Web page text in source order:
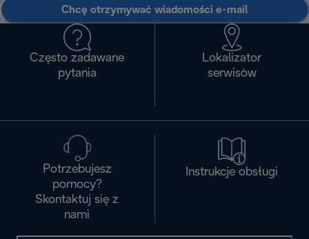
Chcę otrzymywać wiadomości e-mail
Często zadawane
pytania
Lokalizator
serwisòw
Potrzebujesz
pomocy?
Skontaktuj się z
nami
Instrukcje obsługi